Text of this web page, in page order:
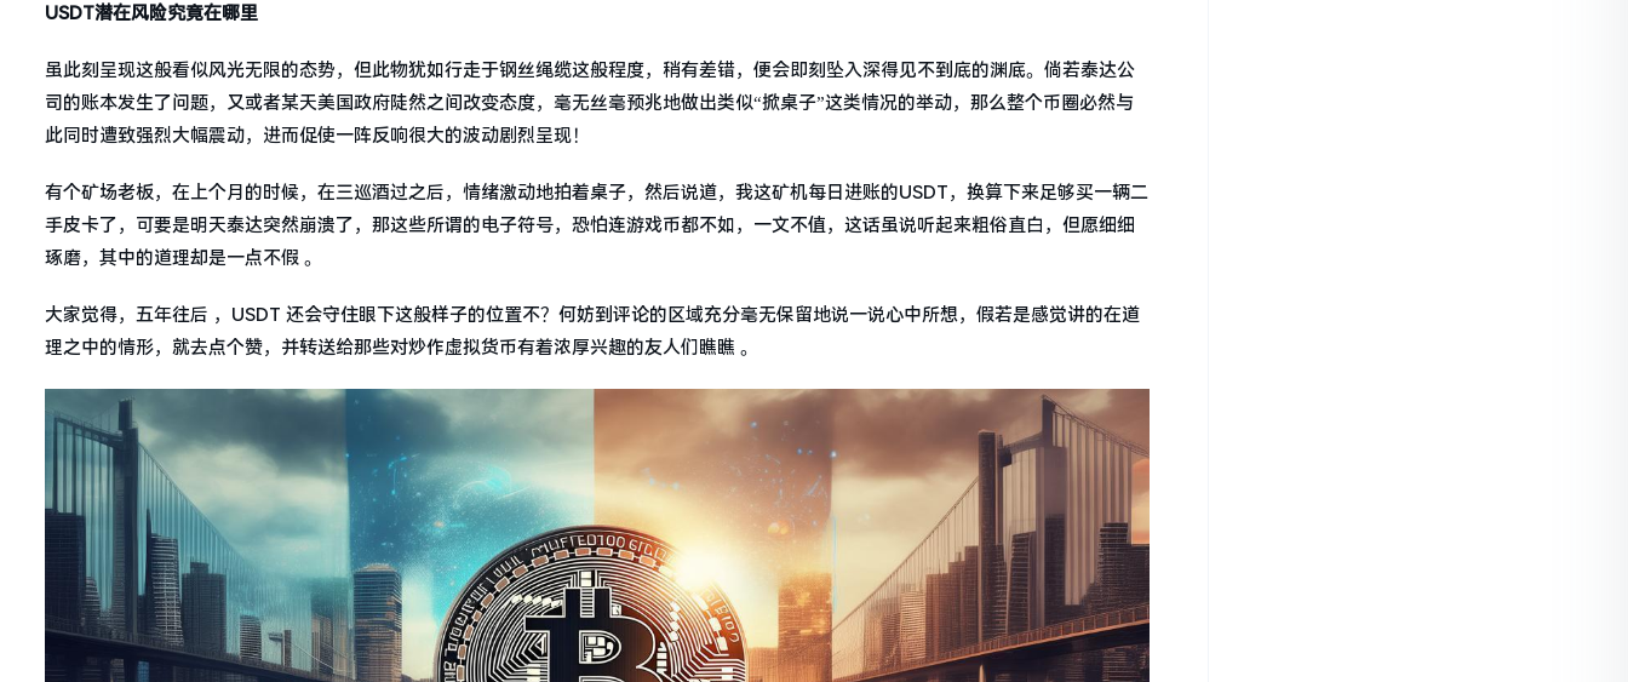
USDT潜在风险究竟在哪里
虽此刻呈现这般看似风光无限的态势，但此物犹如行走于钢丝绳缆这般程度，稍有差错，便会即刻坠入深得见不到底的渊底。倘若泰达公
司的账本发生了问题，又或者某天美国政府陡然之间改变态度，毫无丝毫预兆地做出类似“掀桌子”这类情况的举动，那么整个币圈必然与
此同时遭致强烈大幅震动，进而促使一阵反响很大的波动剧烈呈现！
有个矿场老板，在上个月的时候，在三巡酒过之后，情绪激动地拍着桌子，然后说道，我这矿机每日进账的USDT，换算下来足够买一辆二
手皮卡了，可要是明天泰达突然崩溃了，那这些所谓的电子符号，恐怕连游戏币都不如，一文不值，这话虽说听起来粗俗直白，但愿细细
琢磨，其中的道理却是一点不假 。
大家觉得，五年往后 ，USDT 还会守住眼下这般样子的位置不？何妨到评论的区域充分毫无保留地说一说心中所想，假若是感觉讲的在道
理之中的情形，就去点个赞，并转送给那些对炒作虚拟货币有着浓厚兴趣的友人们瞧瞧 。